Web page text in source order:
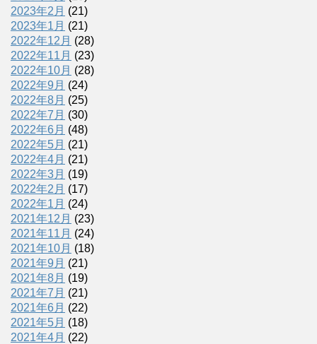
2023年2月 (21)
2023年1月 (21)
2022年12月 (28)
2022年11月 (23)
2022年10月 (28)
2022年9月 (24)
2022年8月 (25)
2022年7月 (30)
2022年6月 (48)
2022年5月 (21)
2022年4月 (21)
2022年3月 (19)
2022年2月 (17)
2022年1月 (24)
2021年12月 (23)
2021年11月 (24)
2021年10月 (18)
2021年9月 (21)
2021年8月 (19)
2021年7月 (21)
2021年6月 (22)
2021年5月 (18)
2021年4月 (22)